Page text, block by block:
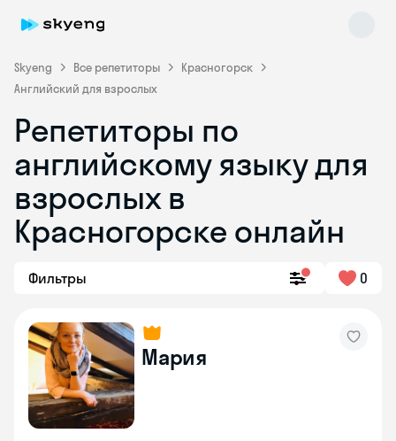
Skyeng Все репетиторы
Красногорск
Английский для взрослых
Репетиторы по
английскому языку для
взрослых в
Красногорске онлайн
Фильтры 0
Мария
Skyeng Chat